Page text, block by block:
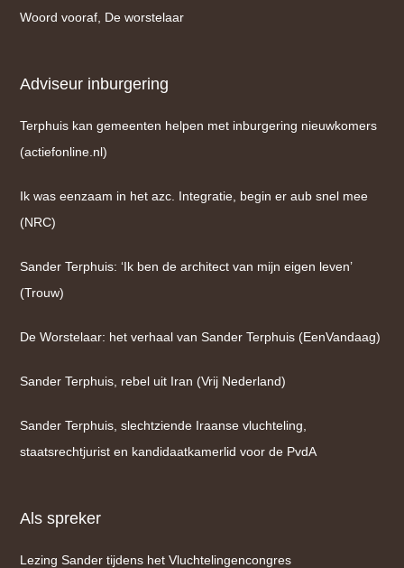
Woord vooraf, De worstelaar
Adviseur inburgering
Terphuis kan gemeenten helpen met inburgering nieuwkomers
(actiefonline.nl)
Ik was eenzaam in het azc. Integratie, begin er aub snel mee
(NRC)
Sander Terphuis: ‘Ik ben de architect van mijn eigen leven’
(Trouw)
De Worstelaar: het verhaal van Sander Terphuis (EenVandaag)
Sander Terphuis, rebel uit Iran (Vrij Nederland)
Sander Terphuis, slechtziende Iraanse vluchteling,
staatsrechtjurist en kandidaatkamerlid voor de PvdA
Als spreker
Lezing Sander tijdens het Vluchtelingencongres